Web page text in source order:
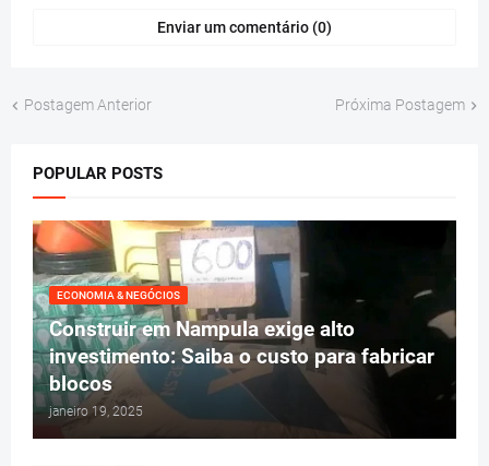
Enviar um comentário (0)
Postagem Anterior Próxima Postagem
POPULAR POSTS
ECONOMIA & NEGÓCIOS
Construir em Nampula exige alto
investimento: Saiba o custo para fabricar
blocos
janeiro 19, 2025